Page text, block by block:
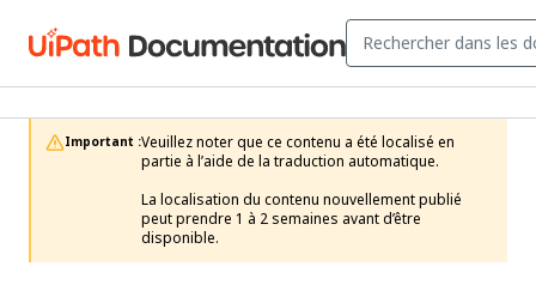
Important :Veuillez noter que ce contenu a été localisé en
partie à l’aide de la traduction automatique.
La localisation du contenu nouvellement publié
peut prendre 1 à 2 semaines avant d’être
disponible.